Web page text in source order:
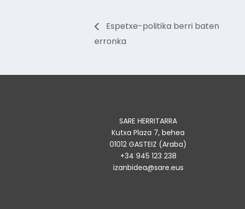
Espetxe-politika berri baten
erronka
SARE HERRITARRA
Kutxa Plaza 7, behea
01012 GASTEIZ (Araba)
+34 945 123 238
izanbidea@sare.eus